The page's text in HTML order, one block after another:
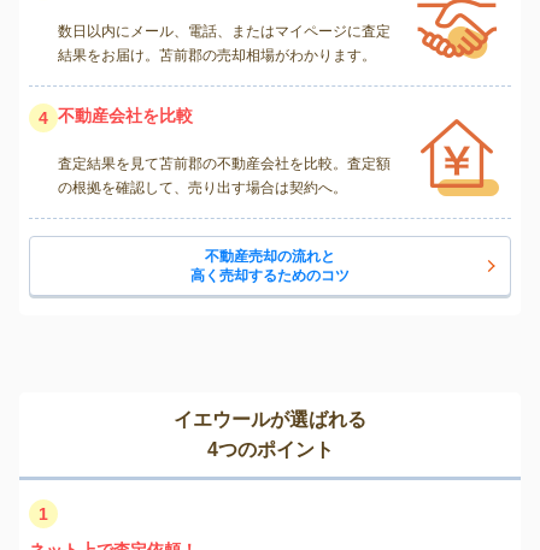
数日以内にメール、電話、またはマイページに査定
結果をお届け。苫前郡の売却相場がわかります。
4 不動産会社を比較
査定結果を見て苫前郡の不動産会社を比較。査定額
の根拠を確認して、売り出す場合は契約へ。
不動産売却の流れと
高く売却するためのコツ
イエウールが選ばれる
4つのポイント
1